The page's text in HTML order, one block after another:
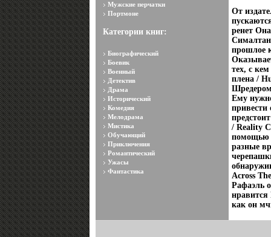
Мужские перчатки
Портмоне
Категории книг:
Биографический
Боевик
Военный
Детектив
Драма
Исторический
Комедия
Мелодрама
Мистика
Обучающий
Приключения
Романтический
Ужасы
Фантастика
От
ренет
прошлое
тех, с
плена /
Ему
/ Reality
помощью
разные
Across
Рафаэль
нравится
как он